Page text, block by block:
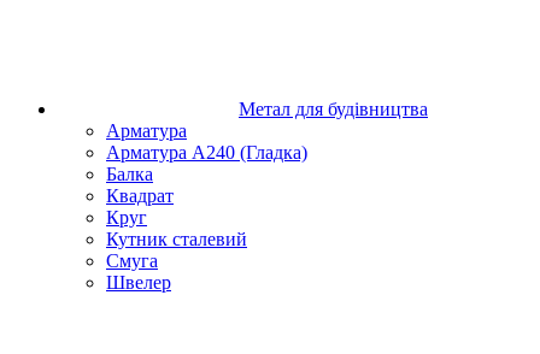
Метал для будівництва
Арматура
Арматура А240 (Гладка)
Балка
Квадрат
Круг
Кутник сталевий
Смуга
Швелер